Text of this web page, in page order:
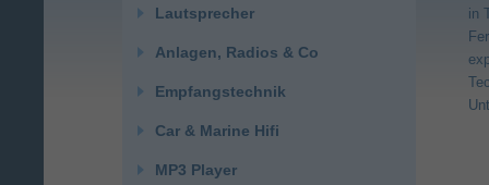
Lautsprecher
Anlagen, Radios & Co
Empfangstechnik
Car & Marine Hifi
MP3 Player
in